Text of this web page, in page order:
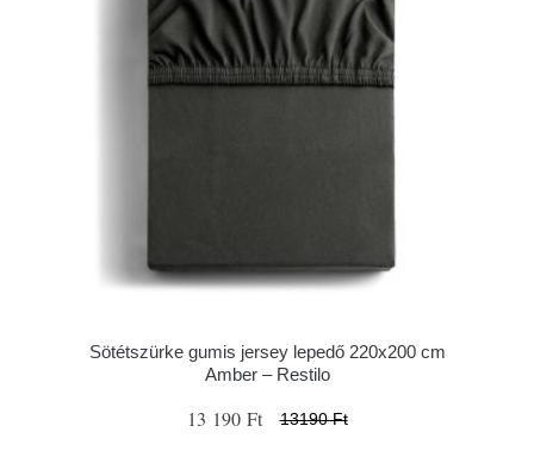
Sötétszürke gumis jersey lepedő 220x200 cm
Amber – Restilo
13 190 Ft 13190 Ft